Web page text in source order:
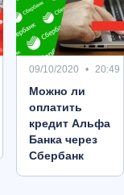
09/10/2020 20:49
Можно ли
оплатить
кредит Альфа
Банка через
Сбербанк